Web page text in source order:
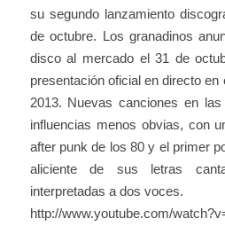
su segundo lanzamiento
de octubre. Los granadinos
disco al mercado el 31 de
presentación oficial en directo
2013. Nuevas canciones en
influencias menos obvias, con
after punk de los 80 y el primer
aliciente de sus letras
interpretadas a dos voces.
http://www.youtube.com/